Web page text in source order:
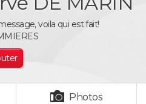
voila qui est fait!
Photos